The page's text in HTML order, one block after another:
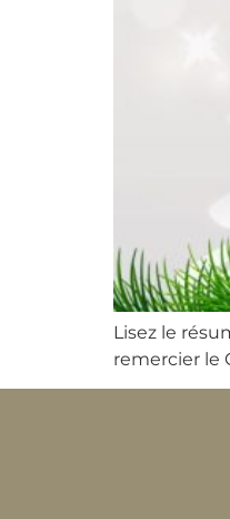
Lisez le
remercier le